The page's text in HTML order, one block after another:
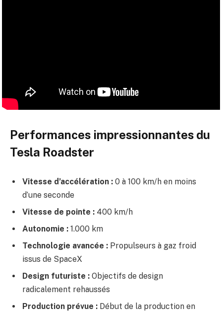
Performances impressionnantes du
Tesla Roadster
Vitesse d’accélération : 0 à 100 km/h en moins
d’une seconde
Vitesse de pointe : 400 km/h
Autonomie : 1.000 km
Technologie avancée : Propulseurs à gaz froid
issus de SpaceX
Design futuriste : Objectifs de design
radicalement rehaussés
Production prévue : Début de la production en